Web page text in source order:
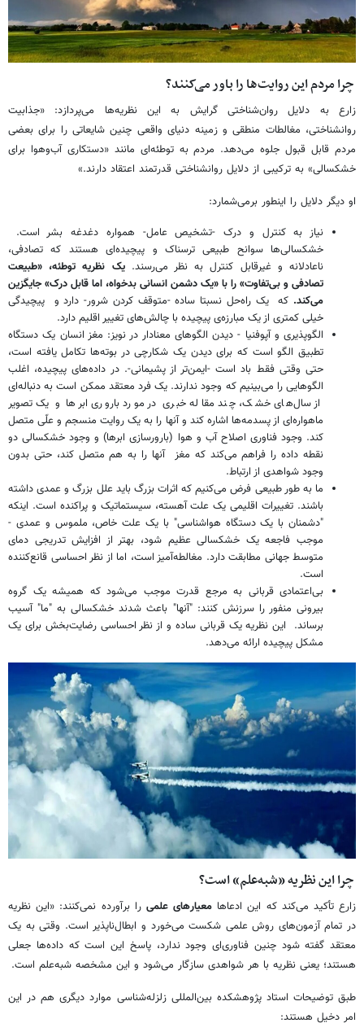
چرا مردم این روایت‌ها را باور می‌کنند؟
زارع به دلایل روان‌شناختی گرایش به این نظریه‌ها می‌پردازد: «جذابیت
روانشناختی، مغالطات منطقی و زمینه دنیای واقعی چنین شایعاتی را برای بعضی
مردم قابل قبول جلوه می‌دهد. مردم به توطئه‌ای مانند «دستکاری آب‌وهوا برای
خشکسالی» به ترکیبی از دلایل روانشناختی قدرتمند اعتقاد دارند.»
او دیگر دلایل را اینطور برمی‌شمارد:
نیاز به کنترل و درک -تشخیص عامل- همواره دغدغه بشر است.
خشکسالی‌ها سوانح طبیعی ترسناک و پیچیده‌ای هستند که تصادفی،
ناعادلانه و غیرقابل کنترل به نظر می‌رسند.یک نظریه توطئه، «طبیعت
تصادفی و بی‌تفاوت» را با «یک دشمن انسانی بدخواه، اما قابل درک» جایگزین
می‌کند. که یک راه‌حل نسبتا ساده -متوقف کردن شرور- دارد و پیچیدگی
خیلی کمتری از یک مبارزه‌ی پیچیده با چالش‌های تغییر اقلیم دارد.
الگوپذیری و آپوفنیا - دیدن الگوهای معنادار در نویز: مغز انسان یک دستگاه
تطبیق الگو است که برای دیدن یک شکارچی در بوته‌ها تکامل یافته است،
حتی وقتی فقط باد است -ایمن‌تر از پشیمانی-. در داده‌های پیچیده، اغلب
الگوهایی را می‌بینیم که وجود ندارند. یک فرد معتقد ممکن است به دنباله‌ای
از سال‌های خشک، چند مقاله خبری در مورد باروری ابرها و یک تصویر
ماهواره‌ای از پسدمه‌ها اشاره کند و آنها را به یک روایت منسجم و علّی متصل
کند. وجود فناوری اصلاح آب و هوا (بارورسازی ابرها) و وجود خشکسالی دو
نقطه داده را فراهم می‌کند که مغز آنها را به هم متصل کند، حتی بدون
وجود شواهدی از ارتباط.
ما به طور طبیعی فرض می‌کنیم که اثرات بزرگ باید علل بزرگ و عمدی داشته
باشند. تغییرات اقلیمی یک علت آهسته، سیستماتیک و پراکنده است. اینکه
"دشمنان با یک دستگاه هواشناسی" با یک علت خاص، ملموس و عمدی -
موجب فاجعه یک خشکسالی عظیم شود، بهتر از افزایش تدریجی دمای
متوسط ​​​​جهانی مطابقت دارد. مغالطه‌آمیز است، اما از نظر احساسی قانع‌کننده
است.
بی‌اعتمادی قربانی به مرجع قدرت موجب می‌شود که همیشه یک گروه
بیرونی منفور را سرزنش ‌کنند: "آنها" باعث شدند خشکسالی به "ما" آسیب
برساند. این نظریه یک قربانی ساده و از نظر احساسی رضایت‌بخش برای یک
مشکل پیچیده ارائه می‌دهد.
چرا این نظریه «شبه‌علم» است؟
زارع تأکید می‌کند که این ادعاها معیارهای علمی را برآورده نمی‌کنند: «این نظریه
در تمام آزمون‌های روش علمی شکست می‌خورد و ابطال‌ناپذیر است. وقتی به یک
معتقد گفته شود چنین فناوری‌ای وجود ندارد، پاسخ این است که داده‌ها جعلی
هستند؛ یعنی نظریه با هر شواهدی سازگار می‌شود و این مشخصه شبه‌علم است.
طبق توضیحات استاد پژوهشکده بین‌المللی زلزله‌شناسی موارد دیگری هم در این
امر دخیل هستند: